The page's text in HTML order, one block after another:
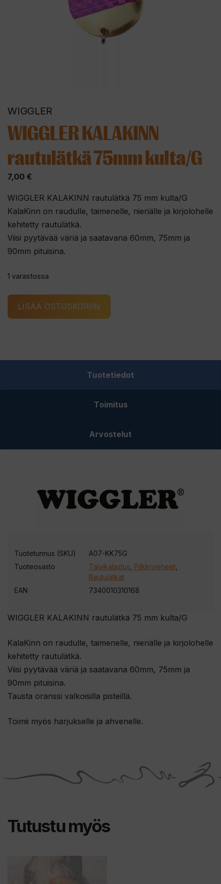
WIGGLER
WIGGLER KALAKINN
rautulätkä 75mm kulta/G
7,00 €
WIGGLER KALAKINN rautulätkä 75 mm kulta/G
KalaKinn on raudulle, taimenelle, nieriälle ja kirjolohelle
kehitetty rautulätkä.
Viisi pyytävää väriä ja saatavana 60mm, 75mm ja
90mm pituisina.
1 varastossa
WIGGLER
KALAKINN
LISÄÄ OSTOSKORIIN
Tuotetiedot
Toimitus
Arvostelut
WIGGLER KALAKINN rautulätkä 75 mm kulta/G
KalaKinn on raudulle, taimenelle, nieriälle ja kirjolohelle
kehitetty rautulätkä.
Viisi pyytävää väriä ja saatavana 60mm, 75mm ja
90mm pituisina.
Tausta oranssi valkoisilla pisteillä.
Toimii myös harjukselle ja ahvenelle.
Tuotetunnus (SKU)
A07-KK75G
Tuoteosasto
Talvikalastus Pilkkivieheet,
Rautulätkät
EAN
7340010310168
Tutustu myös